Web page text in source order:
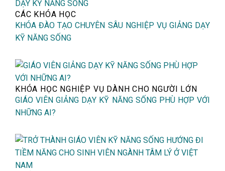
CÁC KHÓA HỌC
KHÓA ĐÀO TẠO CHUYÊN SÂU NGHIỆP VỤ GIẢNG DẠY
KỸ NĂNG SỐNG
KHÓA HỌC NGHIỆP VỤ DÀNH CHO NGƯỜI LỚN
GIÁO VIÊN GIẢNG DẠY KỸ NĂNG SỐNG PHÙ HỢP VỚI
NHỮNG AI?